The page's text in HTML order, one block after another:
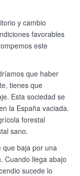
y cambio
favorables
este
que haber
tienes que
Esta sociedad se
la España vaciada.
forestal
sano.
que baja por una
Cuando llega abajo
sucede lo